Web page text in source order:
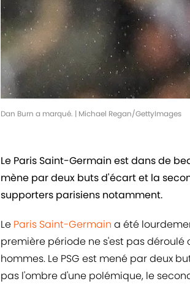
Dan Burn a marqué. | Michael Regan/GettyImages
Le Paris Saint-Germain est dans de
mène par deux buts d'écart et la
supporters parisiens notamment.
Le Paris Saint-Germain a été
première période ne s'est pas déroulé
hommes. Le PSG est mené par deux
pas l'ombre d'une polémique, le